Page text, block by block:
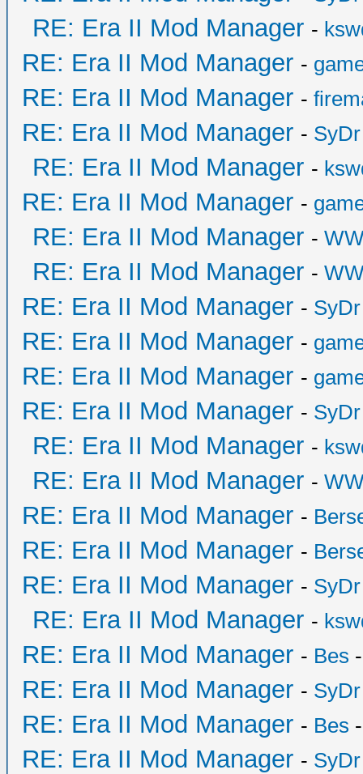
RE: Era II Mod Manager -
RE: Era II Mod Manager -
RE: Era II Mod Manager -
RE: Era II Mod Manager - SyDr
RE: Era II Mod Manager -
RE: Era II Mod Manager -
RE: Era II Mod Manager -
RE: Era II Mod Manager -
RE: Era II Mod Manager - SyDr
RE: Era II Mod Manager -
RE: Era II Mod Manager -
RE: Era II Mod Manager - SyDr
RE: Era II Mod Manager -
RE: Era II Mod Manager -
RE: Era II Mod Manager -
RE: Era II Mod Manager -
RE: Era II Mod Manager - SyDr
RE: Era II Mod Manager -
RE: Era II Mod Manager - Bes
RE: Era II Mod Manager - SyDr
RE: Era II Mod Manager - Bes
RE: Era II Mod Manager - SyDr